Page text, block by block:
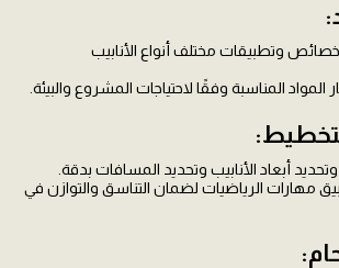
وتطبيقات مختلف أنواع الأنابيب
المواد المناسبة وفقًا لاحتياجات المشروع والبيئة.
أبعاد الأنابيب وتحديد المسافات بدقة.
مهارات الرياضيات لضمان التناسق والتوازن في